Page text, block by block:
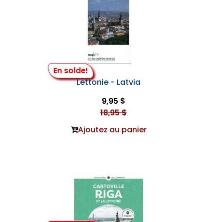
En solde!
Lettonie - Latvia
9,95 $
18,95 $
Ajoutez au panier